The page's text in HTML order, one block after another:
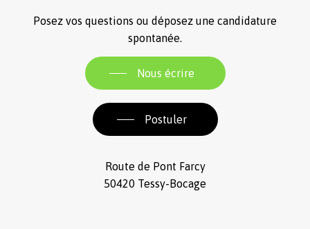
Posez vos questions ou déposez une candidature
spontanée.
Nous écrire
Postuler
Route de Pont Farcy
50420 Tessy-Bocage